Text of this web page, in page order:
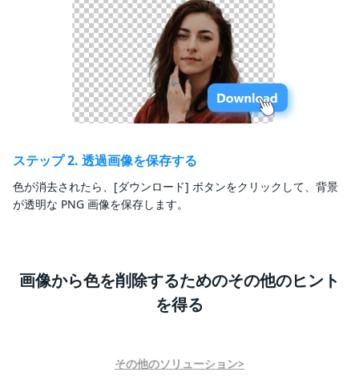
ステップ 2. 透過画像を保存する
色が消去されたら、[ダウンロード] ボタンをクリックして、背景
が透明な PNG 画像を保存します。
画像から色を削除するためのその他のヒント
を得る
その他のソリューション>